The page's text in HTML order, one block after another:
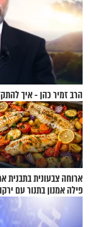
הרב זמיר כהן - איך
ארוחה צבעונית בתבנית
פילה אמנון בתנור עם